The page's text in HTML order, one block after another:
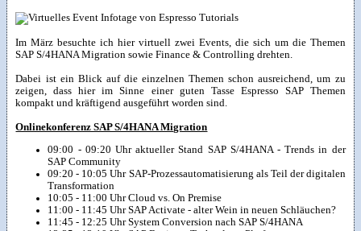
Im März besuchte ich hier virtuell zwei Events, die sich um die Themen
SAP S/4HANA Migration sowie Finance & Controlling drehten.
Dabei ist ein Blick auf die einzelnen Themen schon ausreichend, um zu
zeigen, dass hier im Sinne einer guten Tasse Espresso SAP Themen
kompakt und kräftigend ausgeführt worden sind.
Onlinekonferenz SAP S/4HANA Migration
09:00 - 09:20 Uhr aktueller Stand SAP S/4HANA - Trends in der
SAP Community
09:20 - 10:05 Uhr SAP-Prozessautomatisierung als Teil der digitalen
Transformation
10:05 - 11:00 Uhr Cloud vs. On Premise
11:00 - 11:45 Uhr SAP Activate - alter Wein in neuen Schläuchen?
11:45 - 12:25 Uhr System Conversion nach SAP S/4HANA